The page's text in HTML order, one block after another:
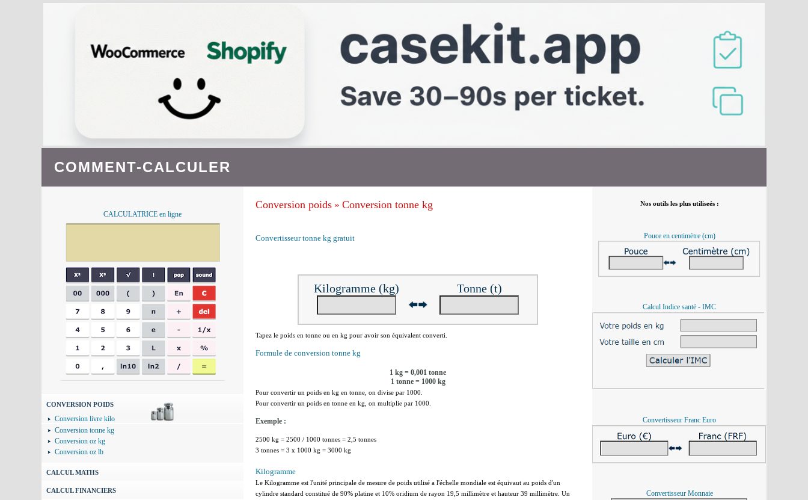
COMMENT-CALCULER
CALCULATRICE en ligne
CONVERSION POIDS
Conversion livre kilo
Conversion tonne kg
Conversion oz kg
Conversion oz lb
CALCUL MATHS
CALCUL FINANCIERS
Conversion poids » Conversion tonne kg
Convertisseur tonne kg gratuit
Kilogramme (kg) Tonne (t)
Tapez le poids en tonne ou en kg pour avoir son équivalent converti.
Formule de conversion tonne kg
1 kg = 0,001 tonne
1 tonne = 1000 kg
Pour convertir un poids en kg en tonne, on divise par 1000.
Pour convertir un poids en tonne en kg, on multiplie par 1000.
Exemple :
2500 kg = 2500 / 1000 tonnes = 2,5 tonnes
3 tonnes = 3 x 1000 kg = 3000 kg
Kilogramme
Le Kilogramme est l'unité principale de mesure de poids utilisé a l'échelle mondiale est équivaut au poids d'un
cylindre standard constitué de 90% platine et 10% oridium de rayon 19,5 millimètre et hauteur 39 millimètre. Un
Nos outils les plus utiliseés :
Pouce en centimètre (cm)
Calcul Indice santé - IMC
Convertisseur Franc Euro
Convertisseur Monnaie